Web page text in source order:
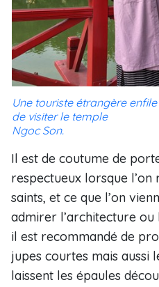
Une touriste étrangère
de visiter le temple
Ngoc Son.
Il est de coutume de
respectueux lorsque l’on
saints, et ce que l’on
admirer l’architecture ou
il est recommandé de
jupes courtes mais aussi
laissent les épaules